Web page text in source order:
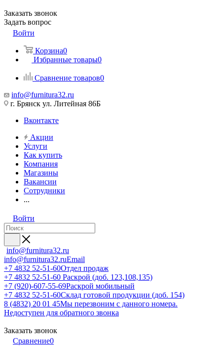
Заказать звонок
Задать вопрос
Войти
Корзина0
Избранные товары0
Сравнение товаров0
info@furnitura32.ru
г. Брянск ул. Литейная 86Б
Вконтакте
Акции
Услуги
Как купить
Компания
Магазины
Вакансии
Сотрудники
...
Войти
info@furnitura32.ru
info@furnitura32.ruEmail
+7 4832 52-51-60Отдел продаж
+7 4832 52-51-60 Раскрой (доб. 123,108,135)
+7 (920)-607-55-69Раскрой мобильный
+7 4832 52-51-60Склад готовой продукции (доб. 154)
8 (4832) 20 01 45Мы перезвоним с данного номера.
Недоступен для обратного звонка
Заказать звонок
Сравнение0